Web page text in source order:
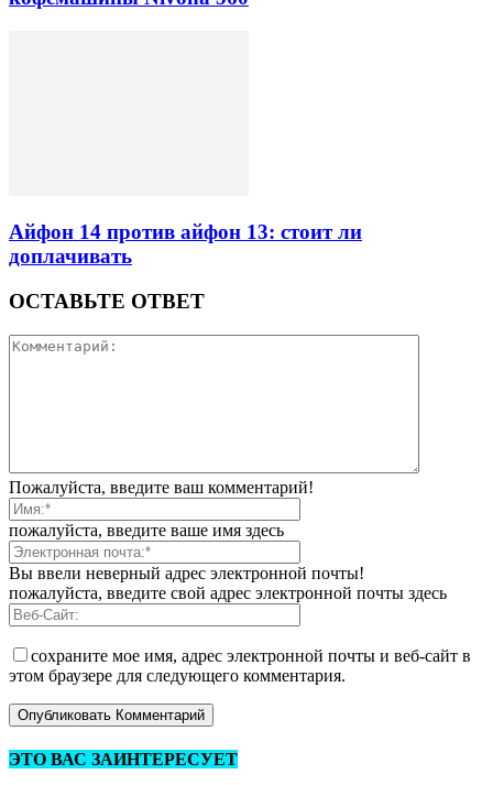
Айфон 14 против айфон 13: стоит ли
доплачивать
ОСТАВЬТЕ ОТВЕТ
Пожалуйста, введите ваш комментарий!
пожалуйста, введите ваше имя здесь
Вы ввели неверный адрес электронной почты!
пожалуйста, введите свой адрес электронной почты здесь
сохраните мое имя, адрес электронной почты и веб-сайт в
этом браузере для следующего комментария.
ЭТО ВАС ЗАИНТЕРЕСУЕТ